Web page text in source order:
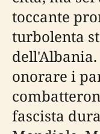
toccante
turbolenta
onorare i
fascista